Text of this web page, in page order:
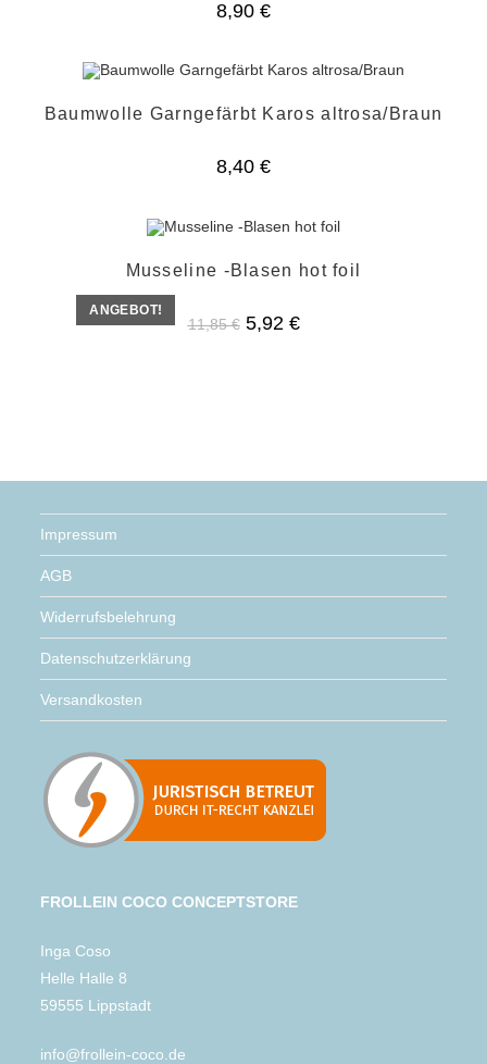
8,90 €
Baumwolle Garngefärbt Karos altrosa/Braun
8,40 €
ANGEBOT!
Musseline -Blasen hot foil
11,85€ Ursprünglicher
Preis
5,92 €Aktueller
Preis
Impressum
AGB
Widerrufsbelehrung
Datenschutzerklärung
Versandkosten
FROLLEIN COCO CONCEPTSTORE
Inga Coso
Helle Halle 8
59555 Lippstadt
info@frollein-coco.de